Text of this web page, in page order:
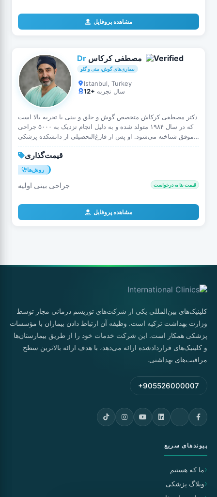
مشاهده پروفایل
Dr مصطفی کرکاس
بیماری‌های گوش، بینی و گلو
Istanbul, Turkey
12+ سال تجربه
دکتر مصطفی کرکاش متخصص گوش و حلق و بینی با تجربه بالا است
که در سال ۱۹۸۴ متولد شده و به دلیل انجام نزدیک به ۵۰۰۰ جراحی
موفق شناخته می‌شود. او پس از فارغ‌التحصیلی از دانشکده پزشکی
جراح‌پاشا، تخصص خود را در بیمارستان آموزش…
قیمت‌گذاری
روش‌ها
جراحی بینی اولیه قیمت بنا به درخواست
مشاهده پروفایل
کلینیک‌های بین‌المللی یکی از شرکت‌های توریسم درمانی مجاز توسط
وزارت بهداشت ترکیه است. وظیفه آن ارتباط دادن بیماران با مؤسسات
پزشکی همکار است. این شرکت خدمات خود را از طریق بیمارستان‌ها
و کلینیک‌های قراردادشده ارائه می‌دهد، با هدف ارائه بالاترین سطح
مراقبت‌های بهداشتی.
+905526000007
پیوندهای سریع
ما که هستیم
وبلاگ پزشکی